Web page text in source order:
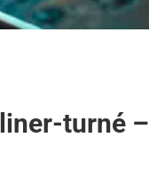
turné –